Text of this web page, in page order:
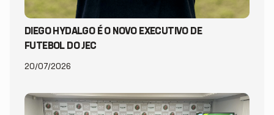
DIEGO HYDALGO É O NOVO EXECUTIVO DE
FUTEBOL DO JEC
20/07/2026